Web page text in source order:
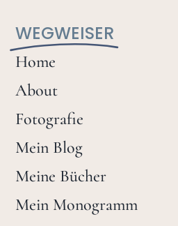
WEGWEISER
Home
About
Fotografie
Mein Blog
Meine Bücher
Mein Monogramm